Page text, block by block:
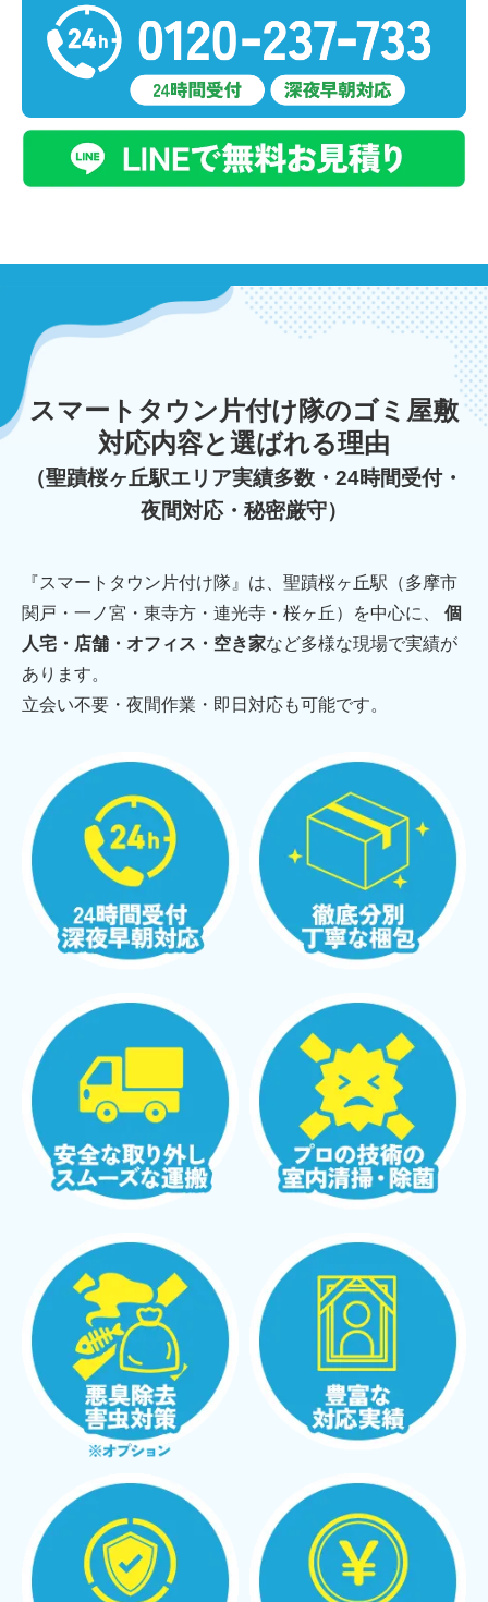
スマートタウン片付け隊のゴミ屋敷
対応内容と選ばれる理由
（聖蹟桜ヶ丘駅エリア実績多数・24時間受付・
夜間対応・秘密厳守）
『スマートタウン片付け隊』は、聖蹟桜ヶ丘駅（多摩市
関戸・一ノ宮・東寺方・連光寺・桜ヶ丘）を中心に、 個
人宅・店舗・オフィス・空き家など多様な現場で実績が
あります。
立会い不要・夜間作業・即日対応も可能です。